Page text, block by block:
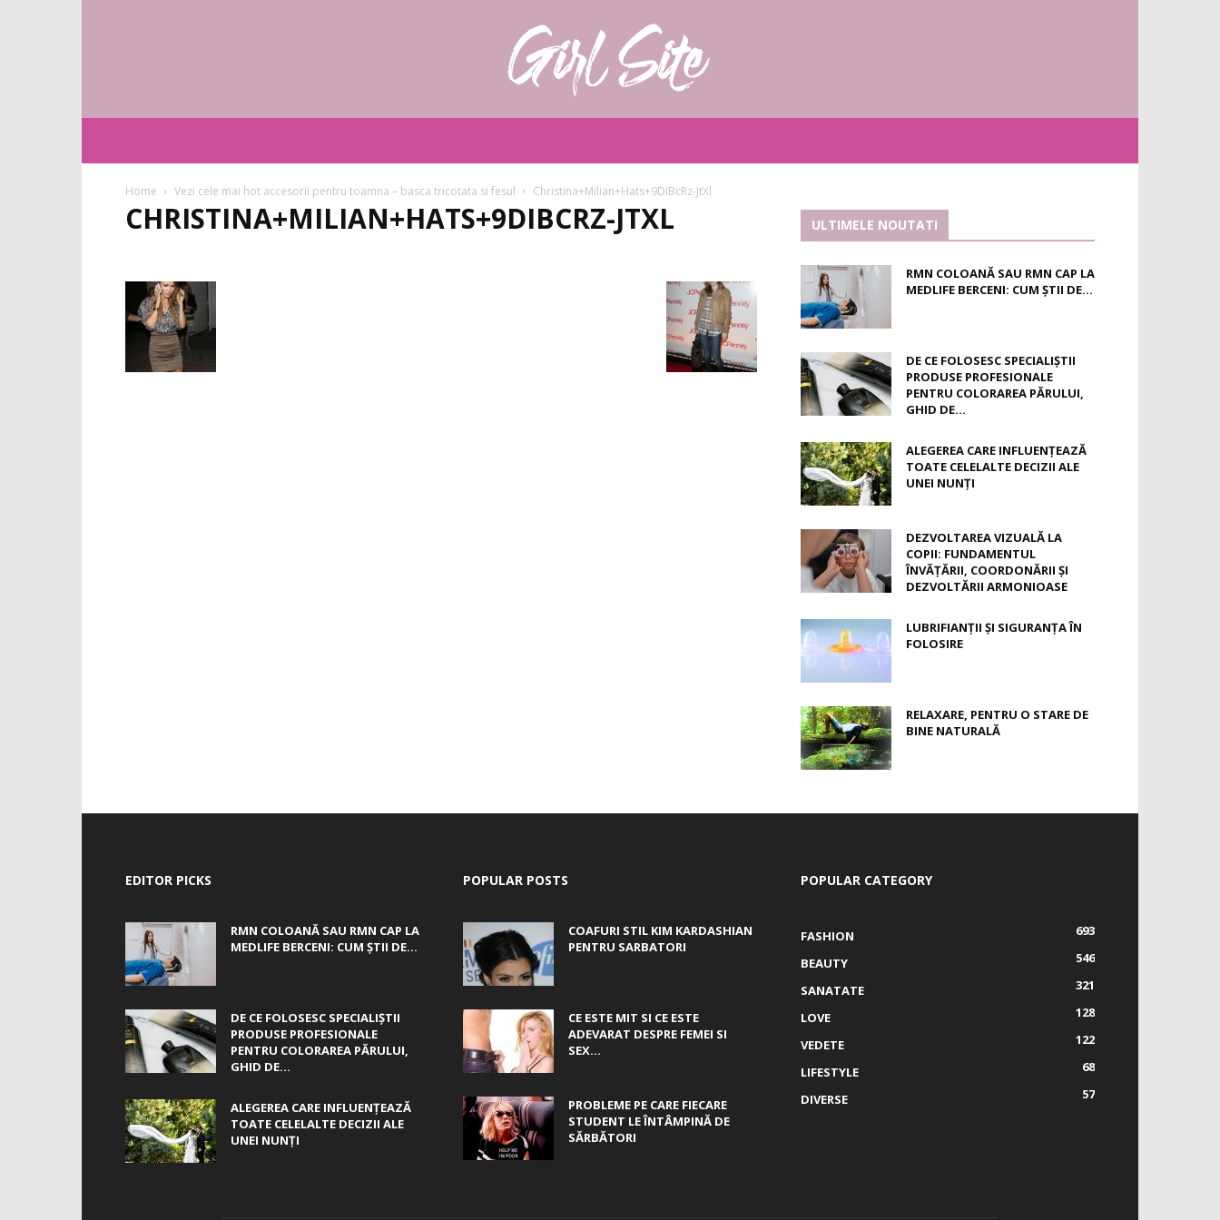
Home Vezi cele mai hot accesorii pentru toamna – basca tricotata si fesul Christina+Milian+Hats+9DIBcRz-JtXl
CHRISTINA+MILIAN+HATS+9DIBCRZ-JTXL ULTIMELE NOUTATI
RMN COLOANĂ SAU RMN CAP LA
MEDLIFE BERCENI: CUM ȘTII DE...
DE CE FOLOSESC SPECIALIȘTII
PRODUSE PROFESIONALE
PENTRU COLORAREA PĂRULUI,
GHID DE...
ALEGEREA CARE INFLUENȚEAZĂ
TOATE CELELALTE DECIZII ALE
UNEI NUNȚI
DEZVOLTAREA VIZUALĂ LA
COPII: FUNDAMENTUL
ÎNVĂȚĂRII, COORDONĂRII ȘI
DEZVOLTĂRII ARMONIOASE
LUBRIFIANȚII ȘI SIGURANȚA ÎN
FOLOSIRE
RELAXARE, PENTRU O STARE DE
BINE NATURALĂ
EDITOR PICKS
RMN COLOANĂ SAU RMN CAP LA
MEDLIFE BERCENI: CUM ȘTII DE...
DE CE FOLOSESC SPECIALIȘTII
PRODUSE PROFESIONALE
PENTRU COLORAREA PĂRULUI,
GHID DE...
ALEGEREA CARE INFLUENȚEAZĂ
TOATE CELELALTE DECIZII ALE
UNEI NUNȚI
POPULAR POSTS
COAFURI STIL KIM KARDASHIAN
PENTRU SARBATORI
CE ESTE MIT SI CE ESTE
ADEVARAT DESPRE FEMEI SI
SEX...
PROBLEME PE CARE FIECARE
STUDENT LE ÎNTÂMPINĂ DE
SĂRBĂTORI
POPULAR CATEGORY
FASHION
693
BEAUTY
546
SANATATE
321
LOVE
128
VEDETE
122
LIFESTYLE
68
DIVERSE
57